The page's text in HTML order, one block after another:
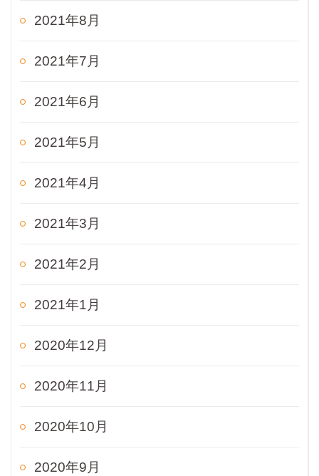
2021年8月
2021年7月
2021年6月
2021年5月
2021年4月
2021年3月
2021年2月
2021年1月
2020年12月
2020年11月
2020年10月
2020年9月